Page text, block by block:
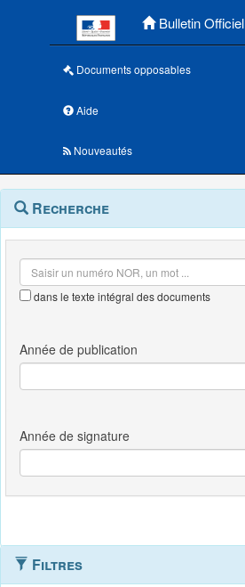
Bulletin Officiel
Documents opposables
Aide
Nouveautés
Navigation
outils
Menu
contextuel
Recherche
dans le texte intégral des documents
Filtres